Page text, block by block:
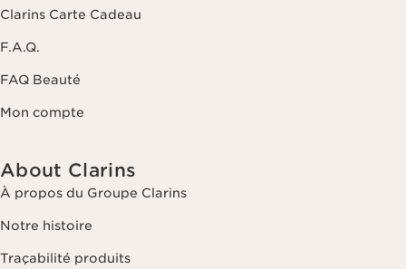
Clarins Carte Cadeau
F.A.Q.
FAQ Beauté
Mon compte
About Clarins
À propos du Groupe Clarins
Notre histoire
Traçabilité produits